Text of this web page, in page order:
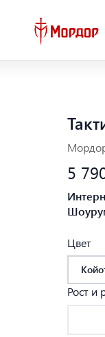
5
Цвет
Рост и